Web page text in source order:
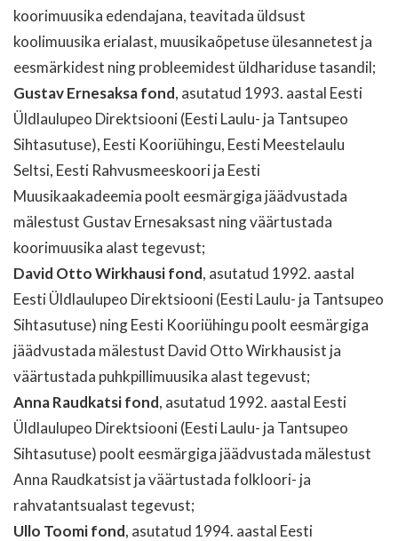
koorimuusika edendajana, teavitada üldsust
koolimuusika erialast, muusikaõpetuse ülesannetest ja
eesmärkidest ning probleemidest üldhariduse tasandil;
Gustav Ernesaksa fond, asutatud 1993. aastal Eesti
Üldlaulupeo Direktsiooni (Eesti Laulu- ja Tantsupeo
Sihtasutuse), Eesti Kooriühingu, Eesti Meestelaulu
Seltsi, Eesti Rahvusmeeskoori ja Eesti
Muusikaakadeemia poolt eesmärgiga jäädvustada
mälestust Gustav Ernesaksast ning väärtustada
koorimuusika alast tegevust;
David Otto Wirkhausi fond, asutatud 1992. aastal
Eesti Üldlaulupeo Direktsiooni (Eesti Laulu- ja Tantsupeo
Sihtasutuse) ning Eesti Kooriühingu poolt eesmärgiga
jäädvustada mälestust David Otto Wirkhausist ja
väärtustada puhkpillimuusika alast tegevust;
Anna Raudkatsi fond, asutatud 1992. aastal Eesti
Üldlaulupeo Direktsiooni (Eesti Laulu- ja Tantsupeo
Sihtasutuse) poolt eesmärgiga jäädvustada mälestust
Anna Raudkatsist ja väärtustada folkloori- ja
rahvatantsualast tegevust;
Ullo Toomi fond, asutatud 1994. aastal Eesti